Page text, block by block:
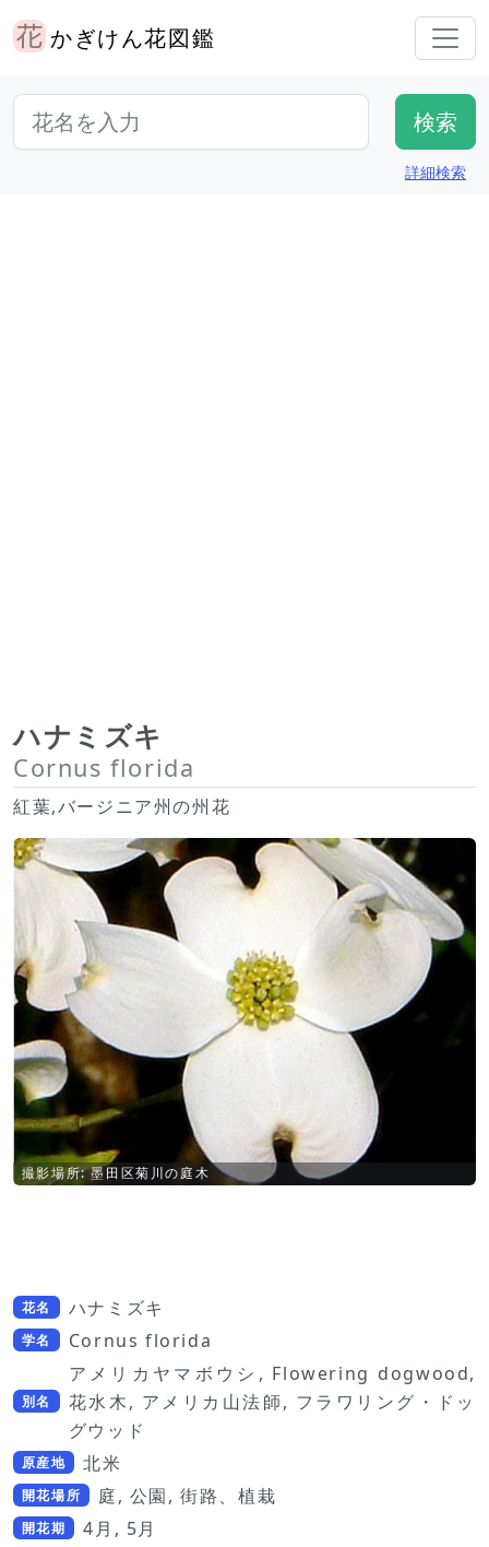
かぎけん花図鑑
詳細検索
ハナミズキ
Cornus florida
紅葉,バージニア州の州花
撮影場所: 墨田区菊川の庭木
花名 ハナミズキ
学名 Cornus florida
別名
アメリカヤマボウシ, Flowering dogwood,
花水木, アメリカ山法師, フラワリング・ドッ
グウッド
原産地 北米
開花場所 庭, 公園, 街路、植栽
開花期 4月, 5月